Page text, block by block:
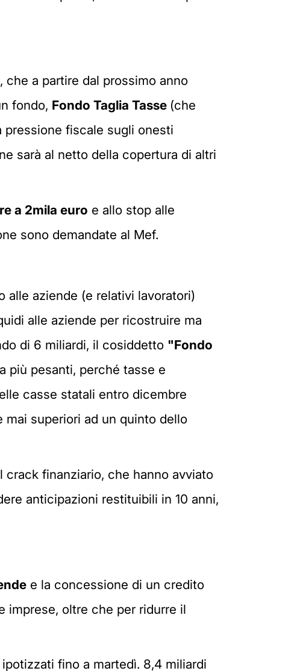
che a partire dal prossimo anno
fondo, Fondo Taglia Tasse (che
pressione fiscale sugli onesti
sarà al netto della copertura di altri
a 2mila euro e allo stop alle
sono demandate al Mef.
alle aziende (e relativi lavoratori)
alle aziende per ricostruire ma
di 6 miliardi, il cosiddetto "Fondo
più pesanti, perché tasse e
casse statali entro dicembre
mai superiori ad un quinto dello
crack finanziario, che hanno avviato
anticipazioni restituibili in 10 anni,
e la concessione di un credito
imprese, oltre che per ridurre il
fino a martedì. 8,4 miliardi